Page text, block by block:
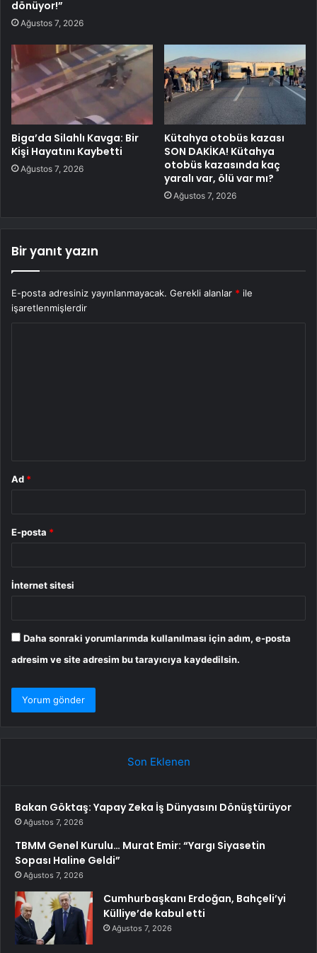
dönüyor!”
Ağustos 7, 2026
Biga’da Silahlı Kavga: Bir
Kişi Hayatını Kaybetti
Ağustos 7, 2026
Kütahya otobüs kazası
SON DAKİKA! Kütahya
otobüs kazasında kaç
yaralı var, ölü var mı?
Ağustos 7, 2026
Bir yanıt yazın
E-posta adresiniz yayınlanmayacak. Gerekli alanlar * ile
işaretlenmişlerdir
Ad *
E-posta *
İnternet sitesi
Daha sonraki yorumlarımda kullanılması için adım, e-posta
adresim ve site adresim bu tarayıcıya kaydedilsin.
Son Eklenen
Bakan Göktaş: Yapay Zeka İş Dünyasını Dönüştürüyor
Ağustos 7, 2026
TBMM Genel Kurulu… Murat Emir: “Yargı Siyasetin
Sopası Haline Geldi”
Ağustos 7, 2026
Cumhurbaşkanı Erdoğan, Bahçeli’yi
Külliye’de kabul etti
Ağustos 7, 2026